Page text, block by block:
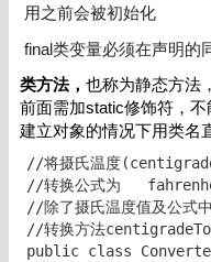
用之前会被初始化
final类变量必须在声明的
类方法， 也称为静态方法
前面需加static修饰符，
建立对象的情况下用类名
//将摄氏温度
//转换公式为
//除了摄氏温度值及公式
//转换方法
public class